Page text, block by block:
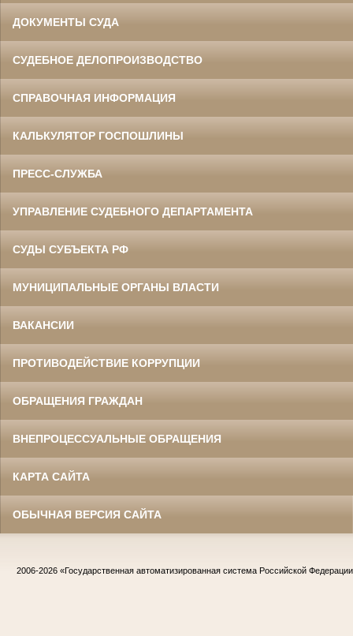
ДОКУМЕНТЫ СУДА
СУДЕБНОЕ ДЕЛОПРОИЗВОДСТВО
СПРАВОЧНАЯ ИНФОРМАЦИЯ
КАЛЬКУЛЯТОР ГОСПОШЛИНЫ
ПРЕСС-СЛУЖБА
УПРАВЛЕНИЕ СУДЕБНОГО ДЕПАРТАМЕНТА
СУДЫ СУБЪЕКТА РФ
МУНИЦИПАЛЬНЫЕ ОРГАНЫ ВЛАСТИ
ВАКАНСИИ
ПРОТИВОДЕЙСТВИЕ КОРРУПЦИИ
ОБРАЩЕНИЯ ГРАЖДАН
ВНЕПРОЦЕССУАЛЬНЫЕ ОБРАЩЕНИЯ
КАРТА САЙТА
ОБЫЧНАЯ ВЕРСИЯ САЙТА
2006-2026 «Государственная автоматизированная система Российской